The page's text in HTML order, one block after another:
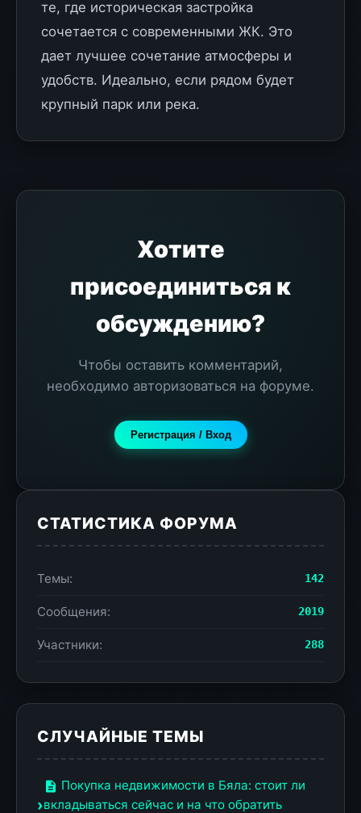
те, где историческая застройка
сочетается с современными ЖК. Это
дает лучшее сочетание атмосферы и
удобств. Идеально, если рядом будет
крупный парк или река.
Хотите
присоединиться к
обсуждению?
Чтобы оставить комментарий,
необходимо авторизоваться на форуме.
Регистрация / Вход
СТАТИСТИКА ФОРУМА
Темы: 142
Сообщения: 2019
Участники: 288
СЛУЧАЙНЫЕ ТЕМЫ
Покупка недвижимости в Бяла: стоит ли
вкладываться сейчас и на что обратить